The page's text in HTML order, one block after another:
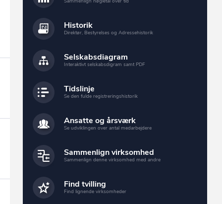
Historik
Direktør, Bestyrelses og Adressehistorik
Selskabsdiagram
Interaktivt selskabsdigram samt PDF
Tidslinje
Se den fulde registreringshistorik
Ansatte og årsværk
Se udviklingen over antal medarbejdere
Sammenlign virksomhed
Sammenlign denne virksomhed med andre
Find tvilling
Find lignende virksomheder